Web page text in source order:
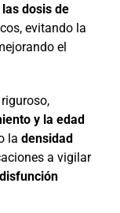
dosis de
evitando la
el
y la edad
la densidad
a vigilar